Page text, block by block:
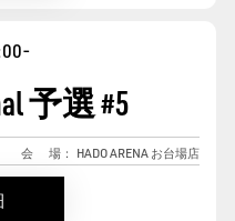
予選#5
会 場： HADO ARENA お台場店